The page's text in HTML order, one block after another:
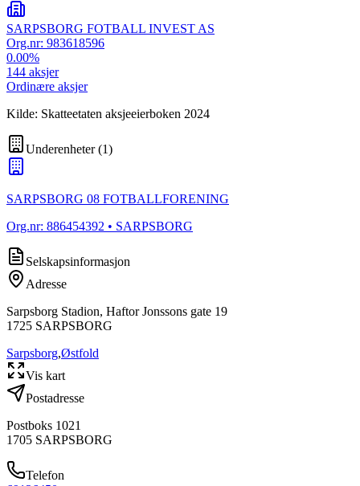
SARPSBORG FOTBALL INVEST AS
Org.nr: 983618596
0.00%
144 aksjer
Ordinære aksjer
Kilde: Skatteetaten aksjeeierboken 2024
Underenheter(1)
SARPSBORG 08 FOTBALLFORENING
Org.nr: 886454392 • SARPSBORG
Selskapsinformasjon
Adresse
Sarpsborg Stadion, Haftor Jonssons gate 19
1725 SARPSBORG
Sarpsborg,Østfold
Vis kart
Postadresse
Postboks 1021
1705 SARPSBORG
Telefon